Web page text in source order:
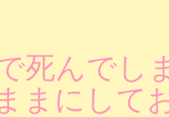
死んでし
まにして